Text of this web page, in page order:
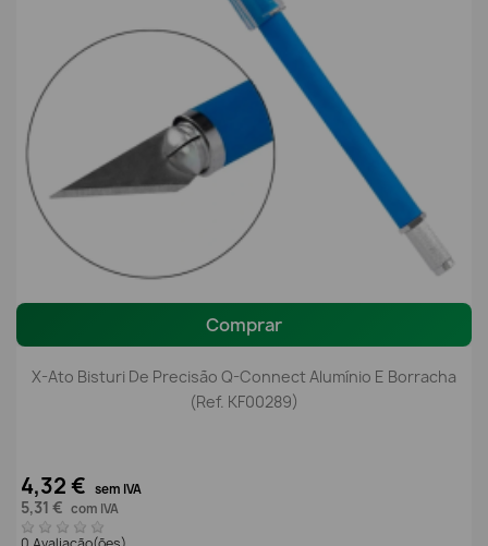
Comprar
X-Ato Bisturi De Precisão Q-Connect Alumínio E Borracha
(Ref. KF00289)
4,32 € sem IVA
5,31 € com IVA